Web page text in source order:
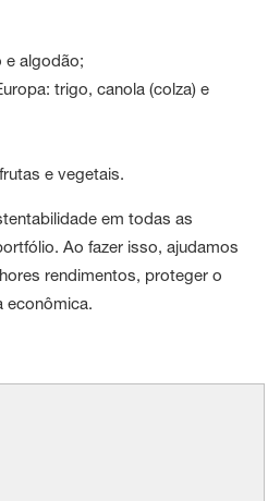
e algodão;
trigo, canola (colza) e
e vegetais.
em todas as
Ao fazer isso, ajudamos
rendimentos, proteger o
econômica.